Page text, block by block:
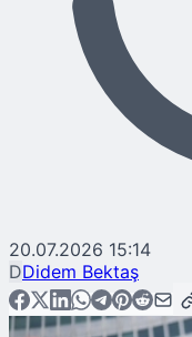
20.07.2026 15:14
DDidem Bektaş